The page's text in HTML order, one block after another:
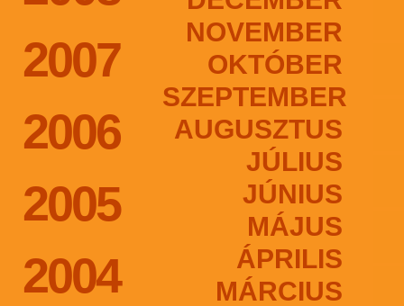
2007
2006
2005
2004
NOVEMBER
OKTÓBER
SZEPTEMBER
AUGUSZTUS
JÚLIUS
JÚNIUS
MÁJUS
ÁPRILIS
MÁRCIUS